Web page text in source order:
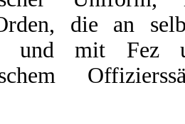
die an
und mit Fez